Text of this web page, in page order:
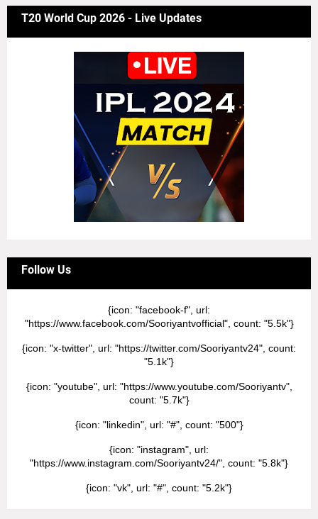
T20 World Cup 2026 - Live Updates
Follow Us
{icon: "facebook-f", url:
"https://www.facebook.com/Sooriyantvofficial", count: "5.5k"}
{icon: "x-twitter", url: "https://twitter.com/Sooriyantv24", count:
"5.1k"}
{icon: "youtube", url: "https://www.youtube.com/Sooriyantv",
count: "5.7k"}
{icon: "linkedin", url: "#", count: "500"}
{icon: "instagram", url:
"https://www.instagram.com/Sooriyantv24/", count: "5.8k"}
{icon: "vk", url: "#", count: "5.2k"}